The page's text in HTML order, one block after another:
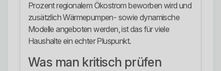
Prozent regionalem Ökostrom beworben wird und
zusätzlich Wärmepumpen- sowie dynamische
Modelle angeboten werden, ist das für viele
Haushalte ein echter Pluspunkt.
Was man kritisch prüfen